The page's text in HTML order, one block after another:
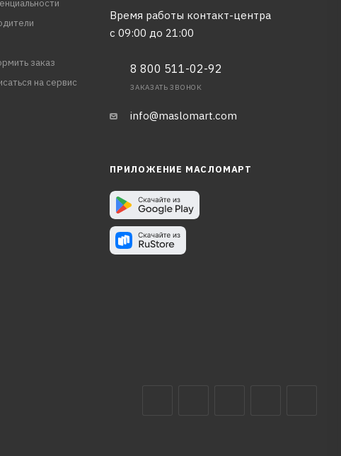
заказ
на сервис
Время работы контакт-центра
с 09:00 до 21:00
8 800 511-02-92
ЗАКАЗАТЬ ЗВОНОК
info@maslomart.com
ПРИЛОЖЕНИЕ МАСЛОМАРТ